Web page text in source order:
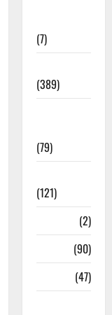
(7)
(389)
(79)
(121)
(2)
(90)
(47)